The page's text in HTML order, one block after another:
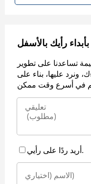
رأيك بالأسفل
تساعدنا على تطوير
عليها، بناء على
أريد ردًا على رأيي.